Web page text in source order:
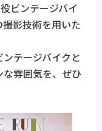
ビンテージバイ
影技術を用いた
テージバイクと
雰囲気を、ぜひ